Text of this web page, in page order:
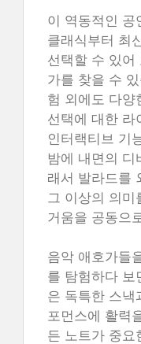
이 역동적인 공
클래식부터 최
선택할 수 있어
가를 찾을 수
험 외에도 다양
선택에 대한 라
인터랙티브 기
밤에 내면의
래서 발라드를
그 이상의 의미
거움을 공동으
음악 애호가들
를 탐험하다 보
은 독특한 스낵
포먼스에 활력
든 노트가 중요